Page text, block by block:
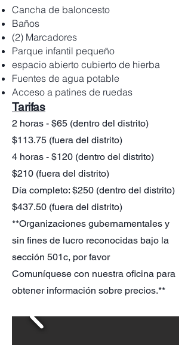
Cancha de baloncesto
Baños
(2) Marcadores
Parque infantil pequeño
espacio abierto cubierto de hierba
Fuentes de agua potable
Acceso a patines de ruedas
Tarifas
2 horas - $65 (dentro del distrito)
$113.75 (fuera del distrito)
4 horas - $120 (dentro del distrito)
$210 (fuera del distrito)
Día completo: $250 (dentro del distrito)
$437.50 (fuera del distrito)
**Organizaciones gubernamentales y
sin fines de lucro reconocidas bajo la
sección 501c, por favor
Comuníquese con nuestra oficina para
obtener información sobre precios.**